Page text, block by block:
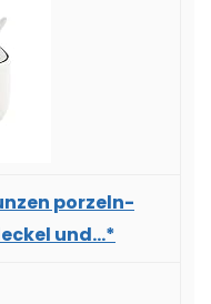
porzeln-
und...*